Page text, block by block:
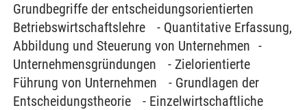
Grundbegriffe der entscheidungsorientierten
Betriebswirtschaftslehre - Quantitative Erfassung,
Abbildung und Steuerung von Unternehmen -
Unternehmensgründungen - Zielorientierte
Führung von Unternehmen - Grundlagen der
Entscheidungstheorie - Einzelwirtschaftliche